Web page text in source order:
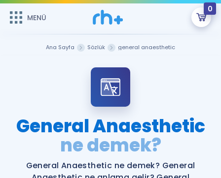
MENÜ
0
Şifremi Hatırlamıyorum
Sepetin Şu An Boş.
Remzi Hoca ile seni sınava hazırlayacak onlarca eğitim seni
bekliyor!
MENÜ
Faydalı Araçlar
Ana Sayfa Sözlük general anaesthetic
General Anaesthetic
ne demek?
General Anaesthetic ne demek? General